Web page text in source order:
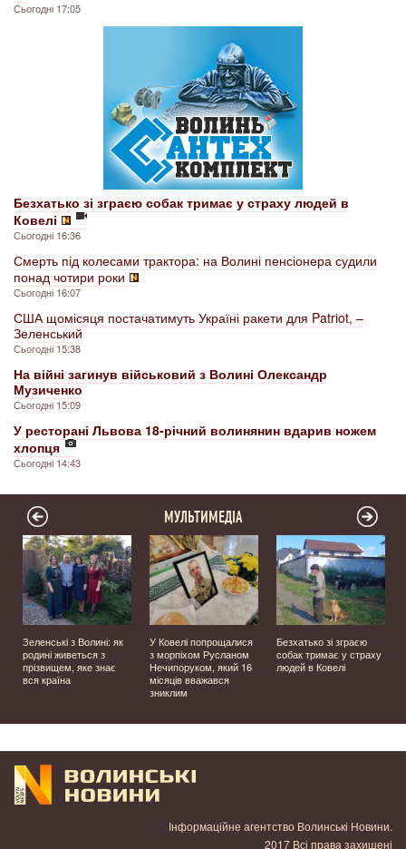
Сьогодні 17:05
Безхатько зі зграєю собак тримає у страху людей в
Ковелі
Сьогодні 16:36
Смерть під колесами трактора: на Волині пенсіонера судили
понад чотири роки
Сьогодні 16:07
США щомісяця постачатимуть Україні ракети для Patriot, –
Зеленський
Сьогодні 15:38
На війні загинув військовий з Волині Олександр
Музиченко
Сьогодні 15:09
У ресторані Львова 18-річний волинянин вдарив ножем
хлопця
Сьогодні 14:43
МУЛЬТИМЕДІА
Зеленські з Волині: як
родині живеться з
прізвищем, яке знає
вся країна
У Ковелі попрощалися
з морпіхом Русланом
Нечипоруком, який 16
місяців вважався
зниклим
Безхатько зі зграєю
собак тримає у страху
людей в Ковелі
Інформаційне агентство Волинські Новини.
2017 Всі права захищені